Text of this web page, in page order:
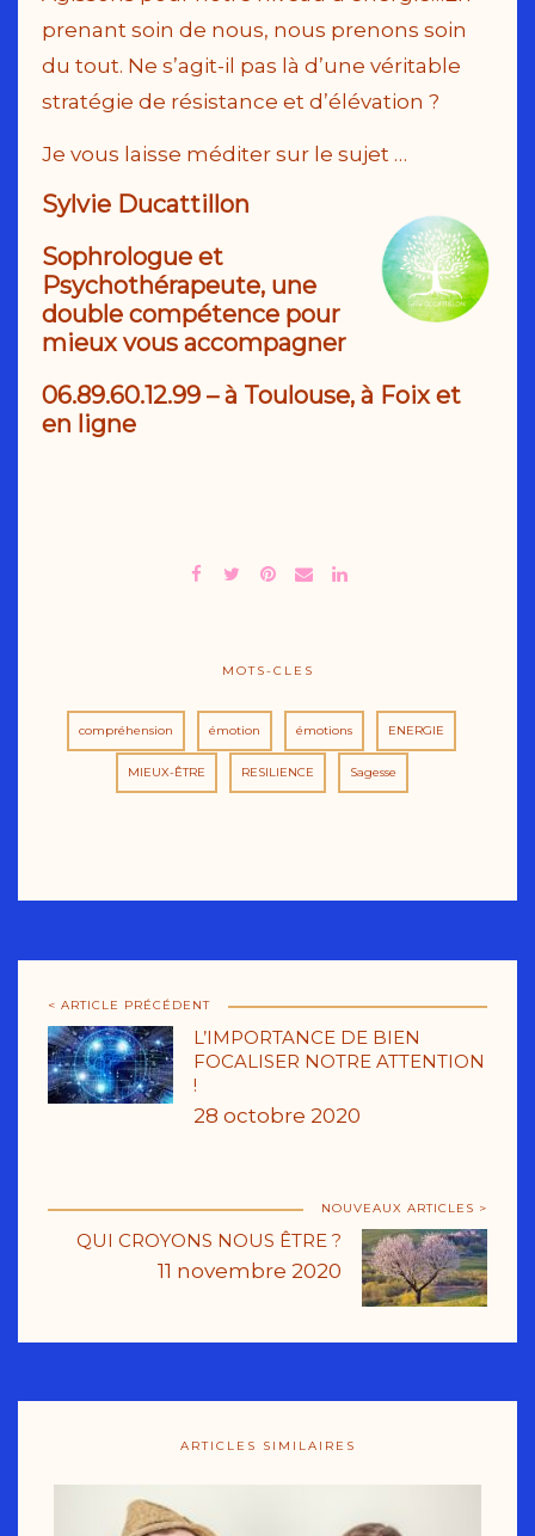
prenant soin de nous, nous prenons soin
du tout. Ne s’agit-il pas là d’une véritable
stratégie de résistance et d’élévation ?
Je vous laisse méditer sur le sujet …
Sylvie Ducattillon
Sophrologue et
Psychothérapeute, une
double compétence pour
mieux vous accompagner
06.89.60.12.99 – à Toulouse, à Foix et
en ligne
MOTS-CLES
compréhension émotion émotions ENERGIE
MIEUX-ÊTRE RESILIENCE Sagesse
< ARTICLE PRÉCÉDENT
L’IMPORTANCE DE BIEN
FOCALISER NOTRE ATTENTION
!
28 octobre 2020
NOUVEAUX ARTICLES >
QUI CROYONS NOUS ÊTRE ?
11 novembre 2020
ARTICLES SIMILAIRES